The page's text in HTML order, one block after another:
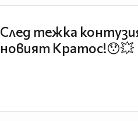
След тежка
новият Кратос!😯💥